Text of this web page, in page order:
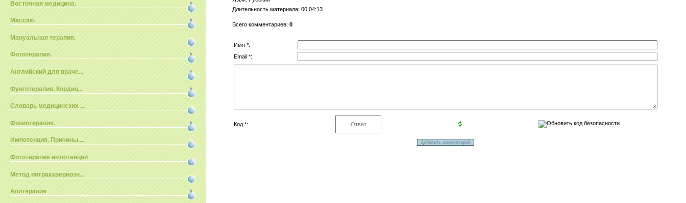
Восточная медицина.
Массаж.
Мануальная терапия.
Фитотерапия.
Английский для враче...
Фунготерапия. Кордиц...
Словарь медицинских ...
Физиотерапия.
Импотенция. Причины....
Фитотерапия импотенции
Метод интракавернозн...
Апитерапия
Длительность материала: 00:04:13
Всего комментариев:0
Имя *:
Email *:
Код *: